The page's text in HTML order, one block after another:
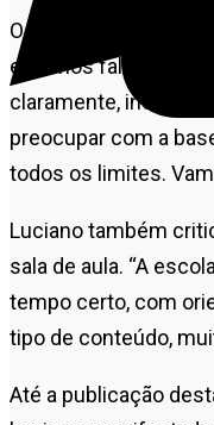
O vereador Luciano
estamos falando de
claramente,
preocupar com a
todos os limites.
Luciano também
sala de aula. “A
tempo certo, com
tipo de conteúdo,
Até a publicação